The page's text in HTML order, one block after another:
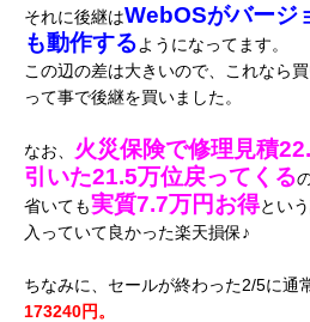
それに後継はWebOSがバージ
も動作するようになってます。
この辺の差は大きいので、これなら
って事で後継を買いました。
なお、
火災保険で修理見積
引いた21.5万位戻ってくる
省いても実質7.7万円お得とい
入っていて良かった楽天損保♪
ちなみに、セールが終わった2/5に通
173240円。